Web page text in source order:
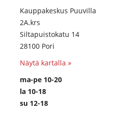
Kauppakeskus Puuvilla
2A.krs
Siltapuistokatu 14
28100 Pori
Näytä kartalla »
ma-pe 10-20
la 10-18
su 12-18